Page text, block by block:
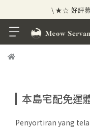
\ ★☆ 好評
⟡⣠𝘄𝗲𝗹𝗰𝗼𝗺𝗲 ⁘
\ ★☆ 好評
本島宅配免運
Penyortiran yang